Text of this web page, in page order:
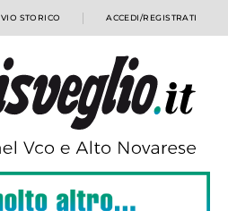
STORICO ACCEDI/REGISTRATI